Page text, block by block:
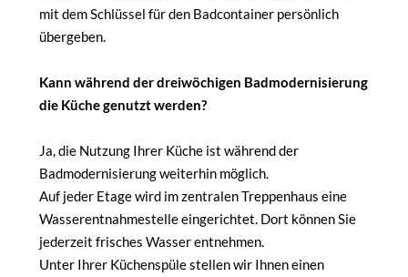
mit dem Schlüssel für den Badcontainer persönlich
übergeben.
Kann während der dreiwöchigen Badmodernisierung
die Küche genutzt werden?
Ja, die Nutzung Ihrer Küche ist während der
Badmodernisierung weiterhin möglich.
Auf jeder Etage wird im zentralen Treppenhaus eine
Wasserentnahmestelle eingerichtet. Dort können Sie
jederzeit frisches Wasser entnehmen.
Unter Ihrer Küchenspüle stellen wir Ihnen einen